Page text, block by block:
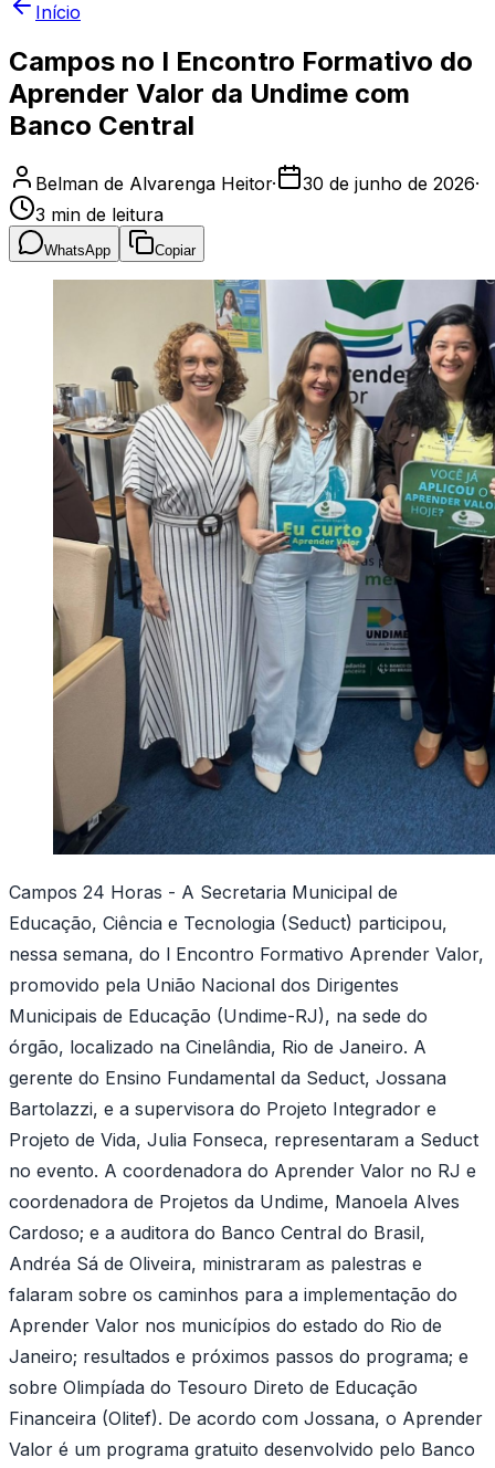
Início
Campos no I Encontro Formativo do
Aprender Valor da Undime com
Banco Central
Belman de Alvarenga Heitor· 30 de junho de 2026·
3 min de leitura
WhatsApp Copiar
Campos 24 Horas - A Secretaria Municipal de
Educação, Ciência e Tecnologia (Seduct) participou,
nessa semana, do l Encontro Formativo Aprender Valor,
promovido pela União Nacional dos Dirigentes
Municipais de Educação (Undime-RJ), na sede do
órgão, localizado na Cinelândia, Rio de Janeiro. A
gerente do Ensino Fundamental da Seduct, Jossana
Bartolazzi, e a supervisora do Projeto Integrador e
Projeto de Vida, Julia Fonseca, representaram a Seduct
no evento. A coordenadora do Aprender Valor no RJ e
coordenadora de Projetos da Undime, Manoela Alves
Cardoso; e a auditora do Banco Central do Brasil,
Andréa Sá de Oliveira, ministraram as palestras e
falaram sobre os caminhos para a implementação do
Aprender Valor nos municípios do estado do Rio de
Janeiro; resultados e próximos passos do programa; e
sobre Olimpíada do Tesouro Direto de Educação
Financeira (Olitef). De acordo com Jossana, o Aprender
Valor é um programa gratuito desenvolvido pelo Banco